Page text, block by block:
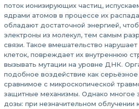
поток ионизирующих частиц,
ядрами атомов в процессе их
обладают достаточной энергией,
электроны из молекул, тем самым
связи. Такое вмешательство
клеток, повреждает их внутреннюю
вызывать мутации на уровне ДНК.
подобное воздействие как
сравнимое с микроскопической
защитные механизмы. Однако многое
дозы: при незначительном облучении